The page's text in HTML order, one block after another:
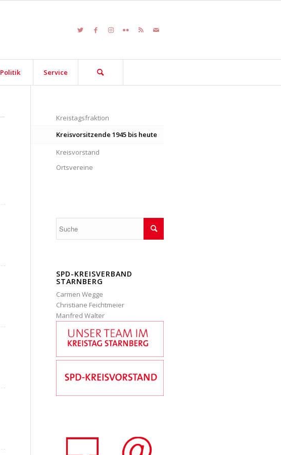
Politik Service
Kreistagsfraktion
Kreisvorsitzende 1945 bis heute
Kreisvorstand
Ortsvereine
SPD-KREISVERBAND
STARNBERG
Carmen Wegge
Christiane Feichtmeier
Manfred Walter